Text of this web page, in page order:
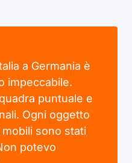
a Germania è
impeccabile.
puntuale e
Ogni oggetto
sono stati
potevo